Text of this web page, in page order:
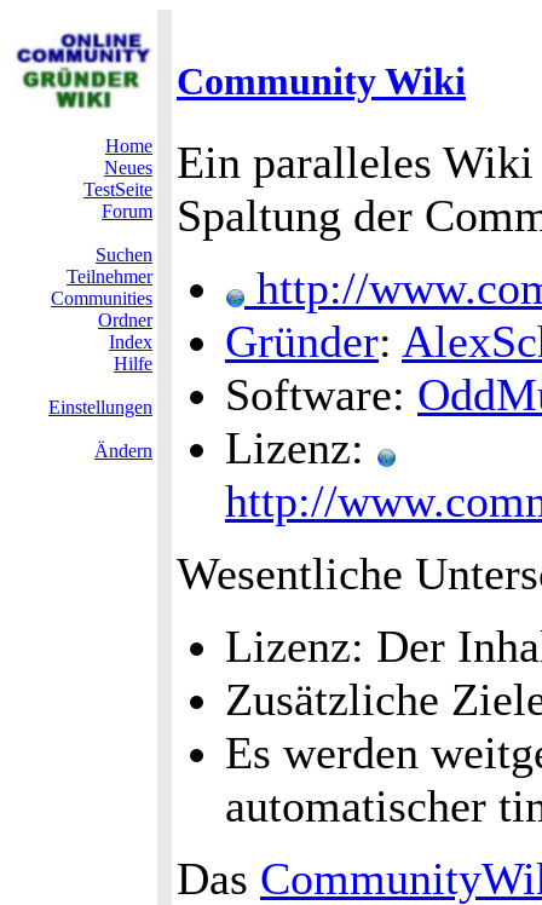
Community Wiki
Home
Neues
TestSeite
Forum
Suchen
Teilnehmer
Communities
Ordner
Index
Hilfe
Einstellungen
Ändern
Ein paralleles
Spaltung der
http://
Gründer:
Software:
Lizenz:
http://
Wesentliche
Lizenz: Der
Zusätzliche
Es werden
automatischer
Das